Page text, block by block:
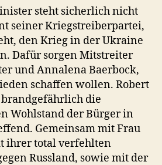
steht sicherlich nicht
seiner Kriegstreiberpartei,
den Krieg in der Ukraine
Dafür sorgen Mitstreiter
und Annalena Baerbock,
schaffen wollen. Robert
die
Wohlstand der Bürger in
Gemeinsam mit Frau
ihrer total verfehlten
Russland, sowie mit der